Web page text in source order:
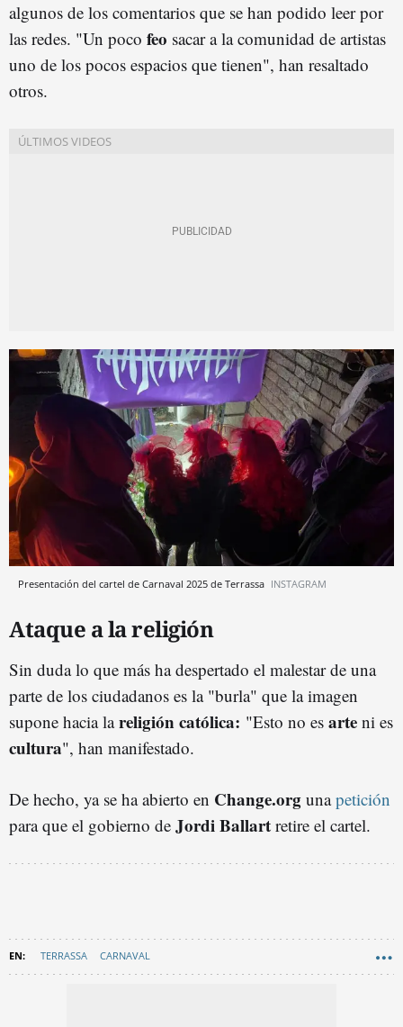
algunos de los comentarios que se han podido leer por
las redes. "Un poco feo sacar a la comunidad de artistas
uno de los pocos espacios que tienen", han resaltado
otros.
Presentación del cartel de Carnaval 2025 de Terrassa INSTAGRAM
Ataque a la religión
Sin duda lo que más ha despertado el malestar de una
parte de los ciudadanos es la "burla" que la imagen
supone hacia lareligión católica: "Esto no es arte ni es
cultura", han manifestado.
De hecho, ya se ha abierto en Change.org unapetición
para que el gobierno de Jordi Ballart retire el cartel.
TERRASSA CARNAVAL